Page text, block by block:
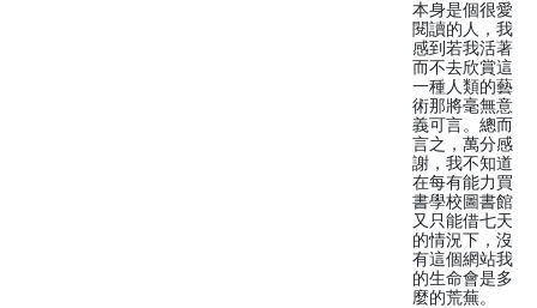
本身是個很愛
閱讀的人，我
感到若我活著
而不去欣賞這
一種人類的藝
術那將毫無意
義可言。總而
言之，萬分感
謝，我不知道
在每有能力買
書學校圖書館
又只能借七天
的情況下，沒
有這個網站我
的生命會是多
麼的荒蕪。